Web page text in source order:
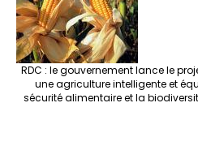
RDC : le gouvernement lance le
une agriculture intelligente et
sécurité alimentaire et la